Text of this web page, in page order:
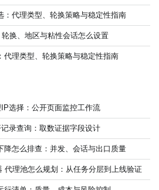
：代理类型、轮换策略与稳定性指南
换、地区与粘性会话怎么设置
代理类型、轮换策略与稳定性指南
选择：公开页面监控工作流
录查询：取数证据字段设计
降怎么排查：并发、会话与出口质量
代理池怎么规划：从任务分层到上线验证